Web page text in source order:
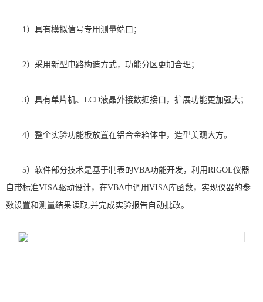
1）具有模拟信号专用测量端口；
2）采用新型电路构造方式，功能分区更加合理；
3）具有单片机、 LCD液晶外接数据接口，扩展功能更加强大；
4）整个实验功能板放置在铝合金箱体中，造型美观大方。
5）软件部分技术是基于制表的VBA功能开发，利用RIGOL仪器
自带标准VISA驱动设计，在VBA中调用VISA库函数，实现仪器的参
数设置和测量结果读取,并完成实验报告自动批改。